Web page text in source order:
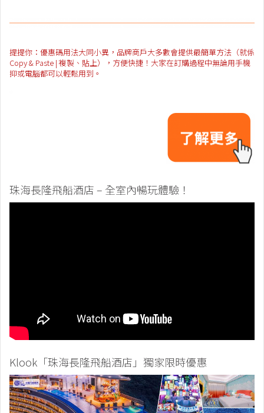
提提你：優惠碼用法大同小異，品牌商戶大多數會提供最簡單方法（就係
Copy & Paste | 複製、貼上），方便快捷！大家在訂購過程中無論用手機
抑或電腦都可以輕鬆用到。
珠海長隆飛船酒店 – 全室內暢玩體驗！
Klook「珠海長隆飛船酒店」獨家限時優惠